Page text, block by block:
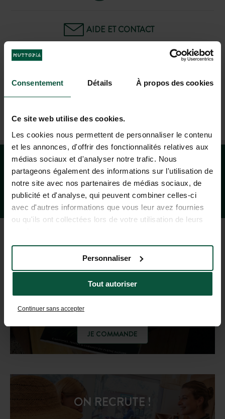
Consentement Détails À propos des cookies
Ce site web utilise des cookies.
Les cookies nous permettent de personnaliser le contenu
et les annonces, d'offrir des fonctionnalités relatives aux
médias sociaux et d'analyser notre trafic. Nous
partageons également des informations sur l'utilisation de
notre site avec nos partenaires de médias sociaux, de
publicité et d'analyse, qui peuvent combiner celles-ci
avec d'autres informations que vous leur avez fournies
ou qu'ils ont collectées lors de votre utilisation de leurs
Tout autoriser
Personnaliser
Continuer sans accepter
AIDE ET CONTACT
(LUN-VEN : 9H-19H ; SAM : 9H-18H)
AGENCE DE VOYAGE À LYON
GUIDE DES DESTINATIONS
Laissez-vous inspirer !
JE COMMANDE
ON RECRUTE !